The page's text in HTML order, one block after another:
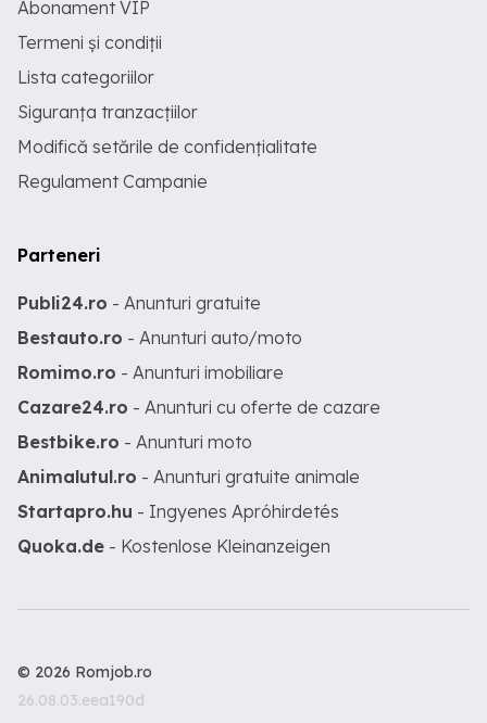
Abonament VIP
Termeni și condiții
Lista categoriilor
Siguranța tranzacțiilor
Modifică setările de confidențialitate
Regulament Campanie
Parteneri
Publi24.ro - Anunturi gratuite
Bestauto.ro - Anunturi auto/moto
Romimo.ro - Anunturi imobiliare
Cazare24.ro - Anunturi cu oferte de cazare
Bestbike.ro - Anunturi moto
Animalutul.ro - Anunturi gratuite animale
Startapro.hu - Ingyenes Apróhirdetés
Quoka.de - Kostenlose Kleinanzeigen
© 2026 Romjob.ro
26.08.03.eea190d